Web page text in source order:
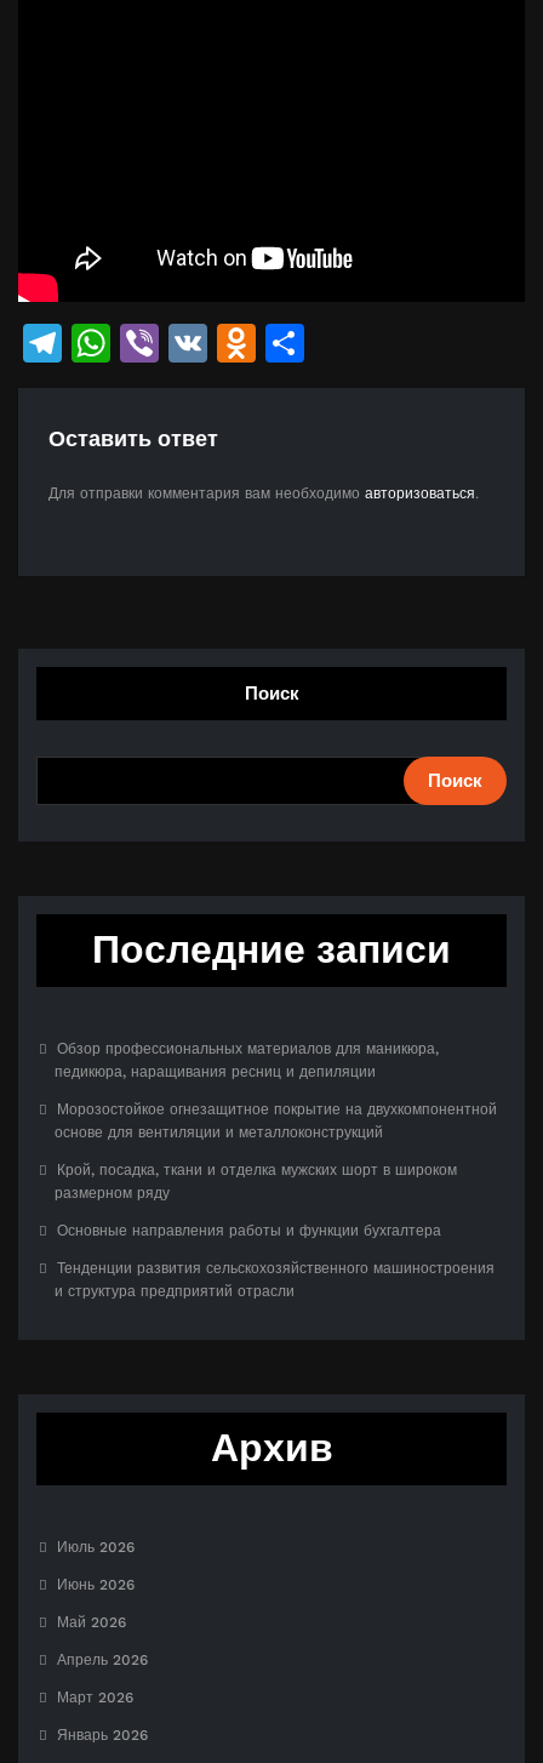
Telegram
WhatsApp
Viber
VK Odnoklassniki
Оставить ответ
Для отправки комментария вам необходимо авторизоваться.
Поиск
Поиск
Последние записи
Обзор профессиональных материалов для маникюра,
педикюра, наращивания ресниц и депиляции
Морозостойкое огнезащитное покрытие на двухкомпонентной
основе для вентиляции и металлоконструкций
Крой, посадка, ткани и отделка мужских шорт в широком
размерном ряду
Основные направления работы и функции бухгалтера
Тенденции развития сельскохозяйственного машиностроения
и структура предприятий отрасли
Архив
Июль 2026
Июнь 2026
Май 2026
Апрель 2026
Март 2026
Январь 2026